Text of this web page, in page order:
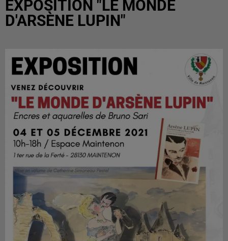
EXPOSITION "LE MONDE
D'ARSÈNE LUPIN"